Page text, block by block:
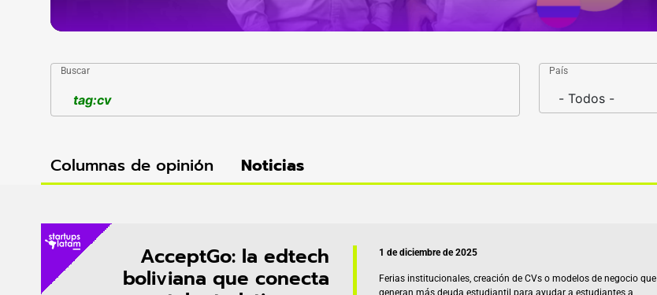
Buscar País
Columnas de opinión Noticias
AcceptGo: la edtech
boliviana que conecta
1 de diciembre de 2025
Ferias institucionales, creación de CVs o modelos de negocio que
generan más deuda estudiantil para ayudar a estudiantes a